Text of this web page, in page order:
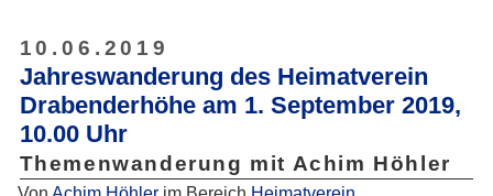
10.06.2019
Jahreswanderung des Heimatverein
Drabenderhöhe am 1. September 2019,
10.00 Uhr
Themenwanderung mit Achim Höhler